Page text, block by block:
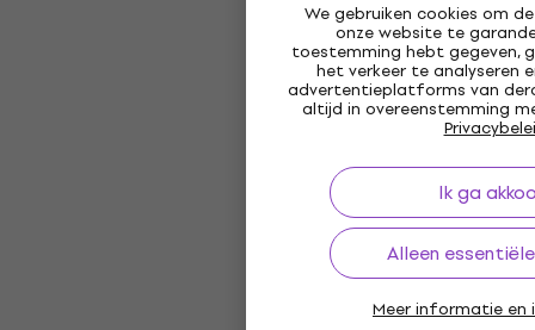
We gebruiken cookies om
onze website te
toestemming hebt gegeven,
het verkeer te analyseren
advertentieplatforms van
altijd in overeenstemming
Ik ga
Alleen
Meer informatie en